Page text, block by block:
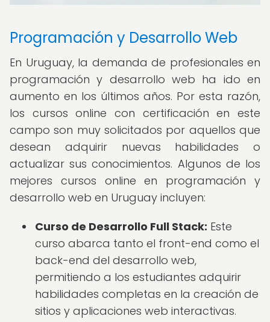
Programación y Desarrollo Web
En Uruguay, la demanda de profesionales en
programación y desarrollo web ha ido en
aumento en los últimos años. Por esta razón,
los cursos online con certificación en este
campo son muy solicitados por aquellos que
desean adquirir nuevas habilidades o
actualizar sus conocimientos. Algunos de los
mejores cursos online en programación y
desarrollo web en Uruguay incluyen:
Curso de Desarrollo Full Stack: Este
curso abarca tanto el front-end como el
back-end del desarrollo web,
permitiendo a los estudiantes adquirir
habilidades completas en la creación de
sitios y aplicaciones web interactivas.